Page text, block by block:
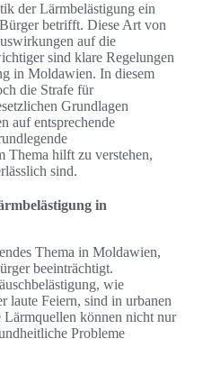
der Lärmbelästigung ein
betrifft. Diese Art von
auf die
sind klare Regelungen
in Moldawien. In diesem
die Strafe für
Grundlagen
auf entsprechende
Thema hilft zu verstehen,
sind.
in
Thema in Moldawien,
beeinträchtigt.
wie
laute Feiern, sind in urbanen
können nicht nur
Probleme